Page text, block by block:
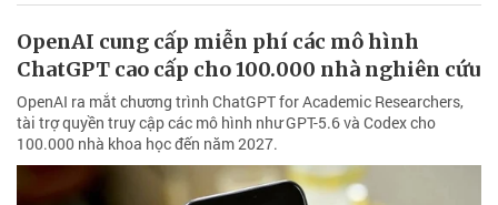
OpenAI cung cấp miễn phí các mô hình
ChatGPT cao cấp cho 100.000 nhà nghiên cứu
OpenAI ra mắt chương trình ChatGPT for Academic Researchers,
tài trợ quyền truy cập các mô hình như GPT-5.6 và Codex cho
100.000 nhà khoa học đến năm 2027.